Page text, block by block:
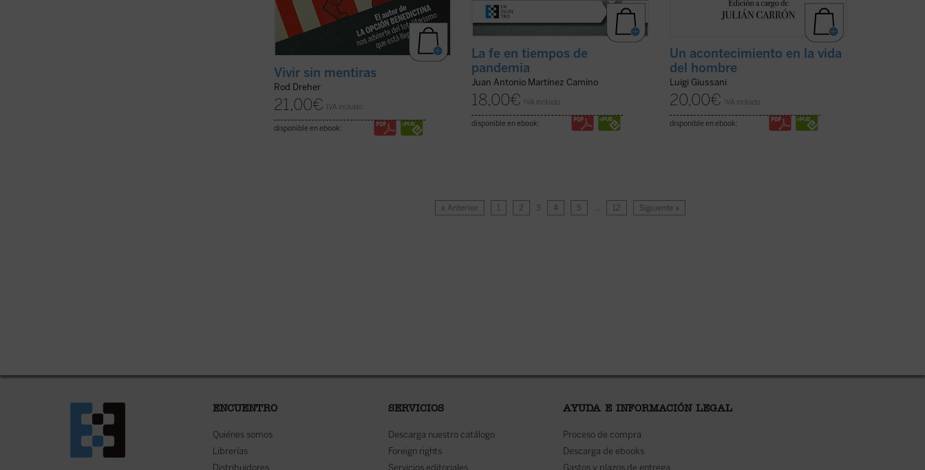
Vivir sin mentiras
Rod Dreher
21,00€ IVA incluido
disponible en ebook:
La fe en tiempos de
pandemia
Juan Antonio Martínez Camino
18,00€ IVA incluido
disponible en ebook:
Un acontecimiento en la vida
del hombre
Luigi Giussani
20,00€ IVA incluido
disponible en ebook:
« Anterior 1 2 3 4 5 … 12 Siguiente »
ENCUENTRO
Quiénes somos
Librerías
Distribuidores
SERVICIOS
Descarga nuestro catálogo
Foreign rights
Servicios editoriales
AYUDA E INFORMACIÓN LEGAL
Proceso de compra
Descarga de ebooks
Gastos y plazos de entrega